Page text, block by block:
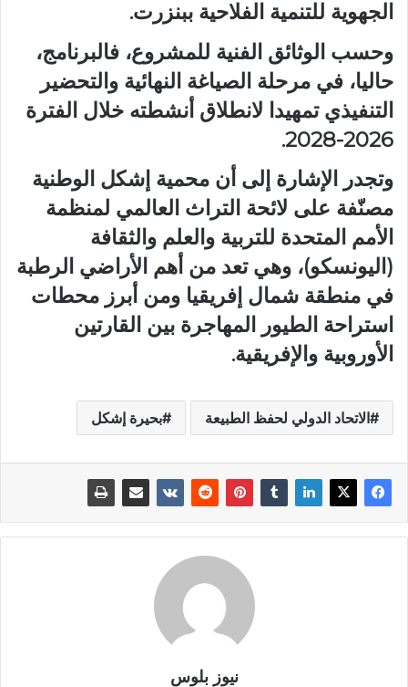
الجهوية للتنمية الفلاحية ببنزرت.
وحسب الوثائق الفنية للمشروع، فالبرنامج،
حاليا، في مرحلة الصياغة النهائية والتحضير
التنفيذي تمهيدا لانطلاق أنشطته خلال الفترة
2026-2028.
وتجدر الإشارة إلى أن محمية إشكل الوطنية
مصنّفة على لائحة التراث العالمي لمنظمة
الأمم المتحدة للتربية والعلم والثقافة
(اليونسكو)، وهي تعد من أهم الأراضي الرطبة
في منطقة شمال إفريقيا ومن أبرز محطات
استراحة الطيور المهاجرة بين القارتين
الأوروبية والإفريقية.
الاتحاد الدولي لحفظ الطبيعة بحيرة إشكل
نيوز بلوس